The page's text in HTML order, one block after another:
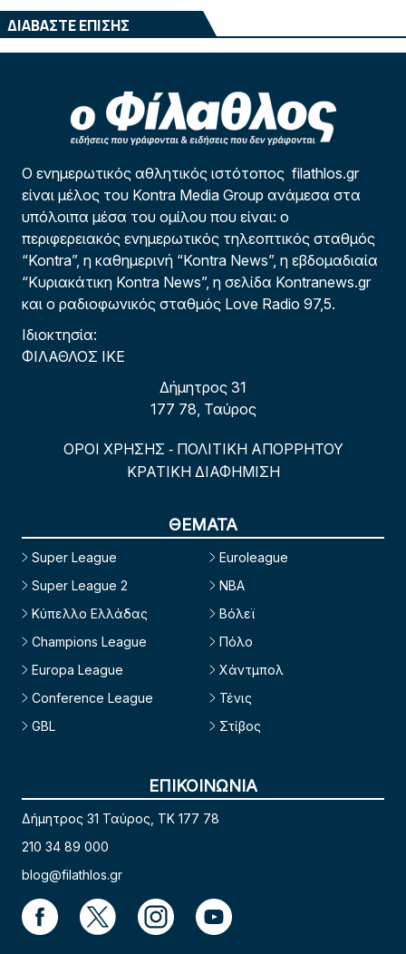
ΔΙΑΒΑΣΤΕ ΕΠΙΣΗΣ
Ο ενημερωτικός αθλητικός ιστότοπος filathlos.gr
είναι μέλος του Kontra Media Group ανάμεσα στα
υπόλοιπα μέσα του ομίλου που είναι: ο
περιφερειακός ενημερωτικός τηλεοπτικός σταθμός
“Kontra”, η καθημερινή “Kontra News”, η εβδομαδιαία
“Κυριακάτικη Kontra News”, η σελίδα Kontranews.gr
και ο ραδιοφωνικός σταθμός Love Radio 97,5.
Ιδιοκτησία:
ΦΙΛΑΘΛΟΣ ΙΚΕ
Δήμητρος 31
177 78, Ταύρος
ΟΡΟΙ ΧΡΗΣΗΣ - ΠΟΛΙΤΙΚΗ ΑΠΟΡΡΗΤΟΥ
ΚΡΑΤΙΚΗ ΔΙΑΦΗΜΙΣΗ
ΘΕΜΑΤΑ
Super League
Super League 2
Κύπελλο Ελλάδας
Champions League
Europa League
Conference League
GBL
Euroleague
NBA
Βόλεϊ
Πόλο
Χάντμπολ
Τένις
Στίβος
ΕΠΙΚΟΙΝΩΝΙΑ
Δήμητρος 31 Ταύρος, TK 177 78
210 34 89 000
blog@filathlos.gr